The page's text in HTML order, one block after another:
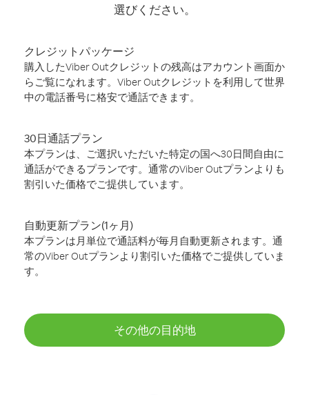
選びください。
クレジットパッケージ
購入したViber Outクレジットの残高はアカウント画面か
らご覧になれます。Viber Outクレジットを利用して世界
中の電話番号に格安で通話できます。
30日通話プラン
本プランは、ご選択いただいた特定の国へ30日間自由に
通話ができるプランです。通常のViber Outプランよりも
割引いた価格でご提供しています。
自動更新プラン(1ヶ月)
本プランは月単位で通話料が毎月自動更新されます。通
常のViber Outプランより割引いた価格でご提供していま
す。
その他の目的地